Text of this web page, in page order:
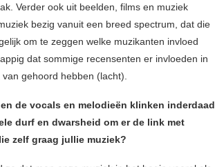
Verder ook uit beelden, films en muziek
bezig vanuit een breed spectrum, dat die
om te zeggen welke muzikanten invloed
dat sommige recensenten er invloeden in
gehoord hebben (lacht).
de vocals en melodieën klinken inderdaad
durf en dwarsheid om er de link met
zelf graag jullie muziek?